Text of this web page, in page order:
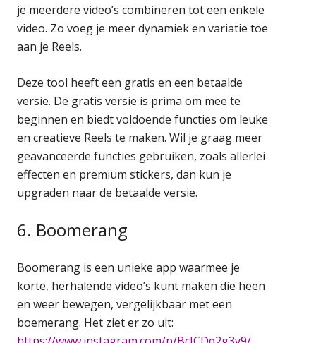
je meerdere video’s combineren tot een enkele
video. Zo voeg je meer dynamiek en variatie toe
aan je Reels.
Deze tool heeft een gratis en een betaalde
versie. De gratis versie is prima om mee te
beginnen en biedt voldoende functies om leuke
en creatieve Reels te maken. Wil je graag meer
geavanceerde functies gebruiken, zoals allerlei
effecten en premium stickers, dan kun je
upgraden naar de betaalde versie.
6. Boomerang
Boomerang is een unieke app waarmee je
korte, herhalende video’s kunt maken die heen
en weer bewegen, vergelijkbaar met een
boemerang. Het ziet er zo uit: